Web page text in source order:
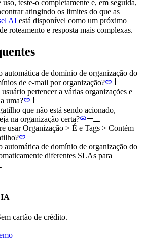
teste-o completamente e, em seguida,
atingindo os limites do que as
AI está disponível como um próximo
roteamento e resposta mais complexas.
automática de domínio de organização do
de e-mail por organização?
pertencer a várias organizações e
uma?
que não está sendo acionado,
na organização certa?
usar Organização > É e Tags > Contém
automática de domínio de organização do
diferentes SLAs para
IA
cartão de crédito.